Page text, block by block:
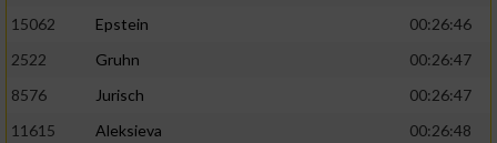
15062
Epstein
00:26:46
2522
Gruhn
00:26:47
8576
Jurisch
00:26:47
11615
Aleksieva
00:26:48